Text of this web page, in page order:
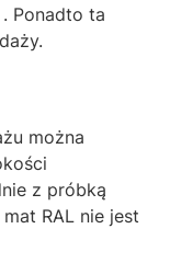
Ponadto ta
można
z próbką
RAL nie jest